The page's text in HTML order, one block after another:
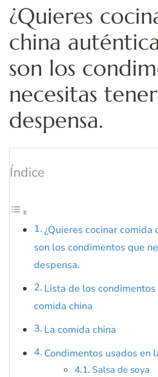
¿Quieres
china
son los
necesitas
despensa.
Índice
¿Quieres cocinar comida
son los condimentos que
despensa.
Lista de los
comida china
La comida china
Condimentos usados en
Salsa de soya